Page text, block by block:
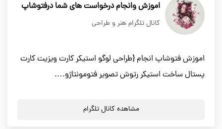
اموزش وانجام درخواست های شما درفتوشاپ
کانال تلگرام هنر و طراحی
اموزش فتوشاپ انجام {طراحی لوگو استیکر کارت ویزیت کارت
پستال ساخت استیکر رتوش تصویر فتومونتاژو….
مشاهده کانال تلگرام